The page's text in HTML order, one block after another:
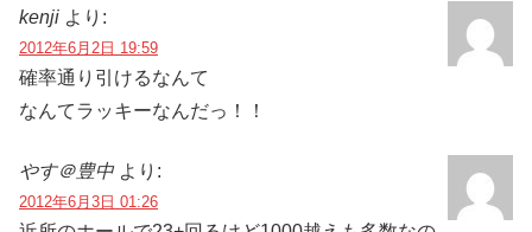
kenji より:
2012年6月2日 19:59
確率通り引けるなんて
なんてラッキーなんだっ！！
やす＠豊中 より:
2012年6月3日 01:26